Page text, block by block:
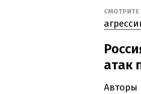
СМОТРИТЕ
атак
Авторы